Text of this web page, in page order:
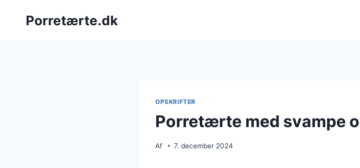
Porretærte.dk
OPSKRIFTER
Porretærte med svampe
Af 7. december 2024